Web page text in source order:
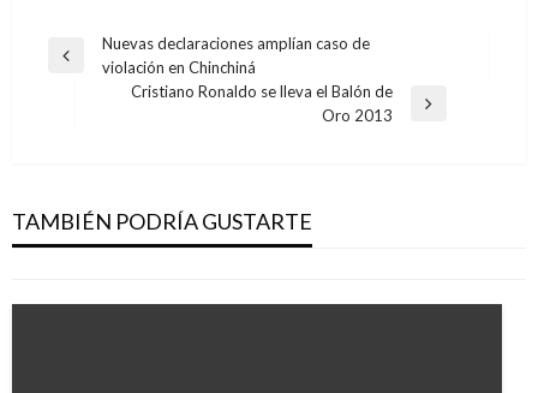
Navegación
Entrada
Nuevas declaraciones amplían caso de
violación en Chinchiná
Cristiano Ronaldo se lleva el Balón de
Oro 2013
TAMBIÉN PODRÍA GUSTARTE
Presidente Santos No Vamos Bien
Ariel Cabrera lunes agosto 8, 2016